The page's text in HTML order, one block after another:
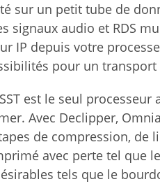
sur un petit tube de
signaux audio et RDS
IP depuis votre
pour un transport
est le seul processeur
Avec Declipper,
de compression,
avec perte tel que
tels que le